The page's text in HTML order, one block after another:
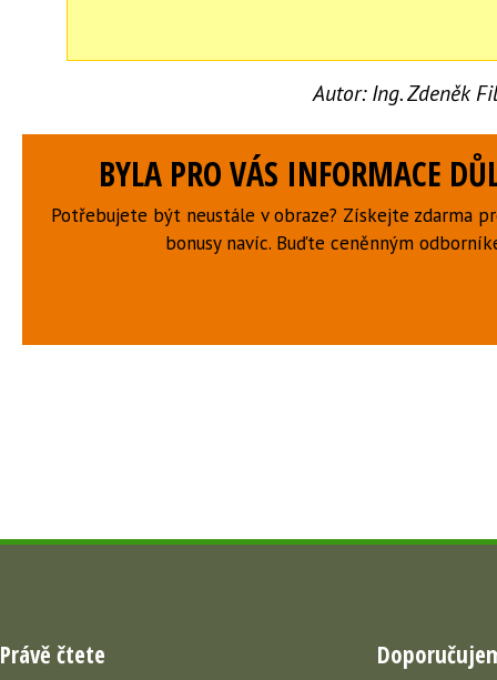
Autor: Ing. Zdeněk
BYLA PRO VÁS INFORMACE
Potřebujete být neustále v obraze? Získejte zdarma
bonusy navíc. Buďte ceněnným
Právě čtete